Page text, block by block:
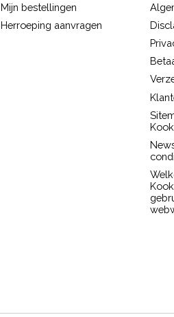
Mijn bestellingen
Herroeping aanvragen